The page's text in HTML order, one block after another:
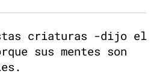
criaturas -dijo el
sus mentes son